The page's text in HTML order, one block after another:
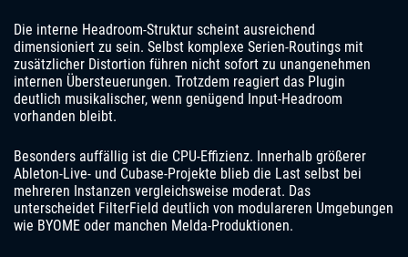
Die interne Headroom-Struktur scheint ausreichend
dimensioniert zu sein. Selbst komplexe Serien-Routings mit
zusätzlicher Distortion führen nicht sofort zu unangenehmen
internen Übersteuerungen. Trotzdem reagiert das Plugin
deutlich musikalischer, wenn genügend Input-Headroom
vorhanden bleibt.
Besonders auffällig ist die CPU-Effizienz. Innerhalb größerer
Ableton-Live- und Cubase-Projekte blieb die Last selbst bei
mehreren Instanzen vergleichsweise moderat. Das
unterscheidet FilterField deutlich von modulareren Umgebungen
wie BYOME oder manchen Melda-Produktionen.